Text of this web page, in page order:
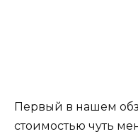
Первый в нашем
стоимостью чуть